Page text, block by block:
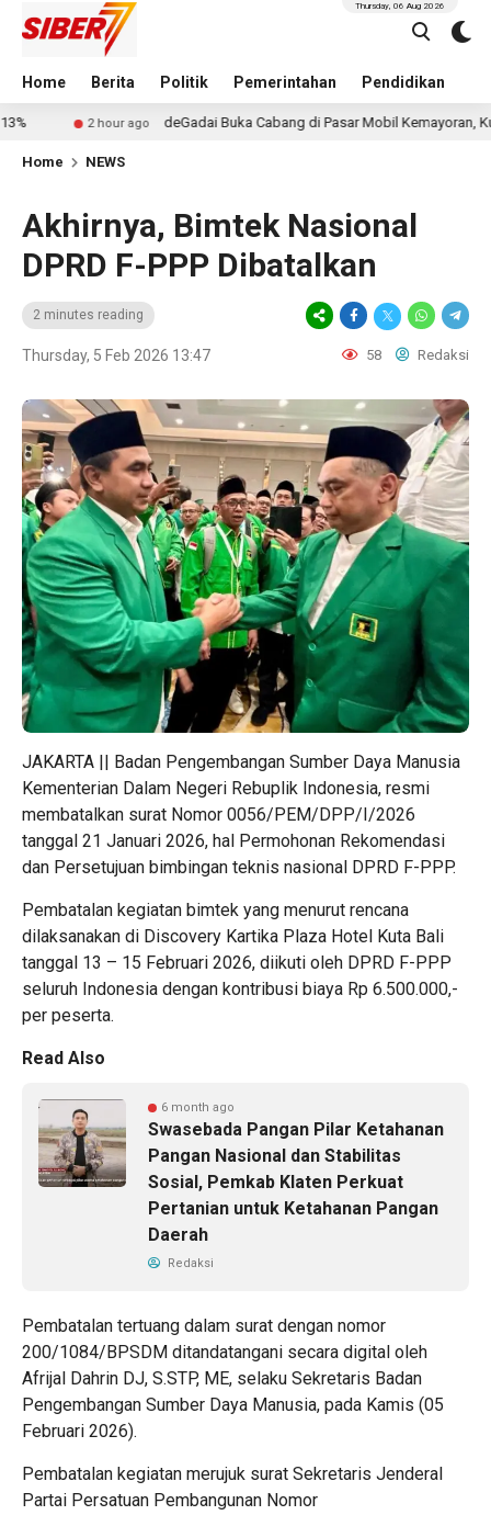
Home Berita Politik Pemerintahan Pendidikan
Thursday, 06 Aug 2026
2 hour ago deGadai Buka Cabang di Pasar Mobil Kemayoran, Kucurkan
Home NEWS
Akhirnya, Bimtek Nasional
DPRD F-PPP Dibatalkan
2 minutes reading
Thursday, 5 Feb 2026 13:47 58 Redaksi
JAKARTA || Badan Pengembangan Sumber Daya Manusia
Kementerian Dalam Negeri Rebuplik Indonesia, resmi
membatalkan surat Nomor 0056/PEM/DPP/I/2026
tanggal 21 Januari 2026, hal Permohonan Rekomendasi
dan Persetujuan bimbingan teknis nasional DPRD F-PPP.
Pembatalan kegiatan bimtek yang menurut rencana
dilaksanakan di Discovery Kartika Plaza Hotel Kuta Bali
tanggal 13 – 15 Februari 2026, diikuti oleh DPRD F-PPP
seluruh Indonesia dengan kontribusi biaya Rp 6.500.000,-
per peserta.
Read Also
6 month ago
Swasebada Pangan Pilar Ketahanan
Pangan Nasional dan Stabilitas
Sosial, Pemkab Klaten Perkuat
Pertanian untuk Ketahanan Pangan
Daerah
Redaksi
Pembatalan tertuang dalam surat dengan nomor
200/1084/BPSDM ditandatangani secara digital oleh
Afrijal Dahrin DJ, S.STP, ME, selaku Sekretaris Badan
Pengembangan Sumber Daya Manusia, pada Kamis (05
Februari 2026).
Pembatalan kegiatan merujuk surat Sekretaris Jenderal
Partai Persatuan Pembangunan Nomor